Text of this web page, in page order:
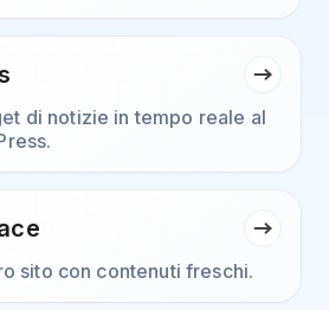
di notizie in tempo reale al
sito con contenuti freschi.